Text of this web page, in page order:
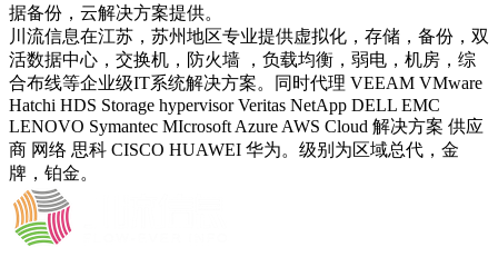
据备份，云解决方案提供。
川流信息在江苏，苏州地区专业提供虚拟化，存储，备份，双
活数据中心，交换机，防火墙 ，负载均衡，弱电，机房，综
合布线等企业级IT系统解决方案。同时代理 VEEAM VMware
Hatchi HDS Storage hypervisor Veritas NetApp DELL EMC
LENOVO Symantec MIcrosoft Azure AWS Cloud 解决方案 供应
商 网络 思科 CISCO HUAWEI 华为。级别为区域总代，金
牌，铂金。